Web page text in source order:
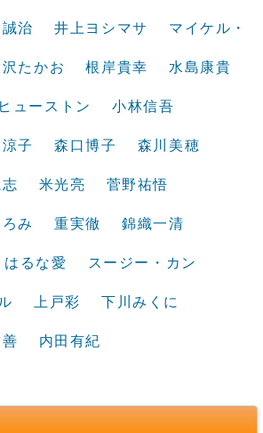
治 井上ヨシマサ マイケル・
沢たかお 根岸貴幸 水島康貴
ューストン 小林信吾
子 森口博子 森川美穂
米光亮 菅野祐悟
み 重実徹 錦織一清
はるな愛 スージー・カン
上戸彩 下川みくに
内田有紀